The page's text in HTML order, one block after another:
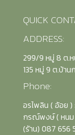
QUICK
ADDRESS:
299/9 หมู่ 8 ต.ห
135 หมู่ 9 ต.บ้า
Phone:
อรไพลิน ( อ้อย )
กรณ์พงษ์ ( หนม
(รัาน) 087 656